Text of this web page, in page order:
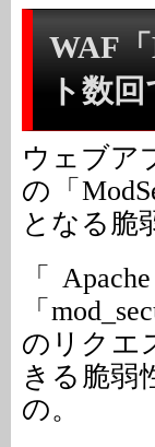
WAF
ト数
ウェブア
の「
となる脆
「
「
のリクエ
きる脆弱
の。